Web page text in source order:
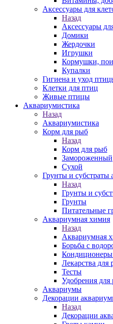
Аксессуары для
Назад
Аксессуары
Домики
Жердочки
Игрушки
Кормушки,
Купалки
Гигиена и уход
Клетки для птиц
Живые птицы
Аквариумистика
Назад
Аквариумистика
Корм для рыб
Назад
Корм для рыб
Замороженный
Сухой
Грунты и субстраты
Назад
Грунты и
Грунты
Питательные
Аквариумная химия
Назад
Аквариумная
Борьба с
Кондиционеры
Лекарства для
Тесты
Удобрения для
Аквариумы
Декорации
Назад
Декорации